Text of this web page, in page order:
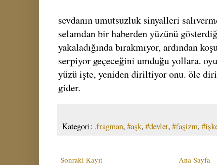
sevdanın umutsuzluk sinyalleri
selamdan bir haberden yüzünü
yakaladığında bırakmıyor, ardından
serpiyor geçeceğini umduğu yollara.
yüzü işte, yeniden diriltiyor onu. öle
gider.
Kategori: .fragman,#aşk,#devlet,#faşizm,
Sonraki Kayıt Ana Sayfa